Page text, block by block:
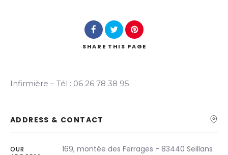
Search
SHARE THIS PAGE
Infirmière – Tél : 06 26 78 38 95
ADDRESS & CONTACT
OUR
169, montée des Ferrages - 83440 Seillans